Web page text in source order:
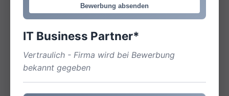
Bewerbung absenden
IT Business Partner*
Vertraulich - Firma wird bei Bewerbung
bekannt gegeben